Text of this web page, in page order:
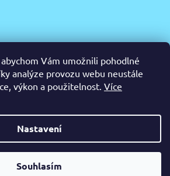
Vám umožnili pohodlné
analýze provozu webu neustále
výkon a použitelnost. Více
Nastavení
Souhlasím
11.8. máme mimořádně zavřeno.
Vytvořil Shoptet
nudu. Všechna práva vyhrazena.